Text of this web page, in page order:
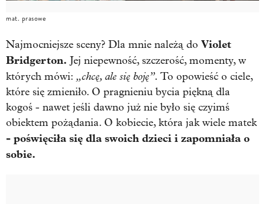
mat. prasowe
Najmocniejsze sceny? Dla mnie należą do Violet
Bridgerton. Jej niepewność, szczerość, momenty, w
których mówi: „chcę, ale się boję”. To opowieść o ciele,
które się zmieniło. O pragnieniu bycia piękną dla
kogoś - nawet jeśli dawno już nie było się czyimś
obiektem pożądania. O kobiecie, która jak wiele matek
- poświęciła się dla swoich dzieci i zapomniała o
sobie.